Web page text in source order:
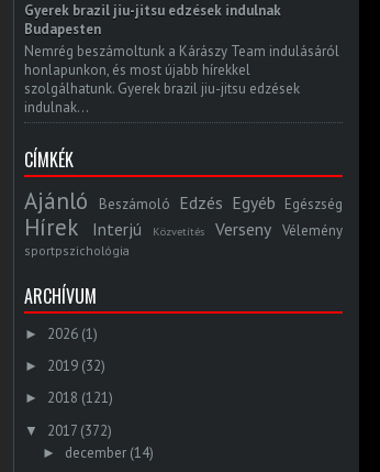
Gyerek brazil jiu-jitsu edzések indulnak
Budapesten
Nemrég beszámoltunk a Kárászy Team indulásáról
honlapunkon, és most újabb hírekkel
szolgálhatunk. Gyerek brazil jiu-jitsu edzések
indulnak...
CÍMKÉK
Ajánló Beszámoló Edzés Egyéb Egészség
Hírek Interjú Közvetítés Verseny Vélemény
sportpszichológia
ARCHÍVUM
► 2026 (1)
► 2019 (32)
► 2018 (121)
▼ 2017 (372)
► december (14)